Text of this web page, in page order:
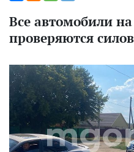
Все автомобили
проверяются